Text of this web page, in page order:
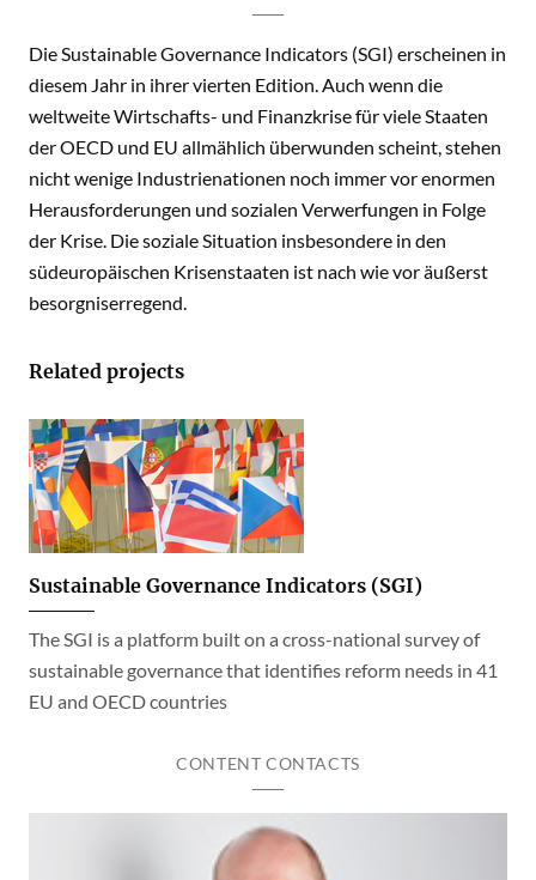
Die Sustainable Governance Indicators (SGI) erscheinen in
diesem Jahr in ihrer vierten Edition. Auch wenn die
weltweite Wirtschafts- und Finanzkrise für viele Staaten
der OECD und EU allmählich überwunden scheint, stehen
nicht wenige Industrienationen noch immer vor enormen
Herausforderungen und sozialen Verwerfungen in Folge
der Krise. Die soziale Situation insbesondere in den
südeuropäischen Krisenstaaten ist nach wie vor äußerst
besorgniserregend.
Related projects
Sustainable Governance Indicators (SGI)
The SGI is a platform built on a cross-national survey of
sustainable governance that identifies reform needs in 41
EU and OECD countries
CONTENT CONTACTS